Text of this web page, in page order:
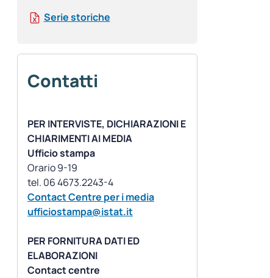
Serie storiche
Contatti
PER INTERVISTE, DICHIARAZIONI E
CHIARIMENTI AI MEDIA
Ufficio stampa
Orario 9-19
Contact Centre per i media
ufficiostampa@istat.it
PER FORNITURA DATI ED
ELABORAZIONI
Contact centre